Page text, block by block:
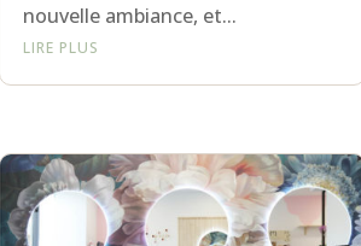
nouvelle ambiance, et...
LIRE PLUS